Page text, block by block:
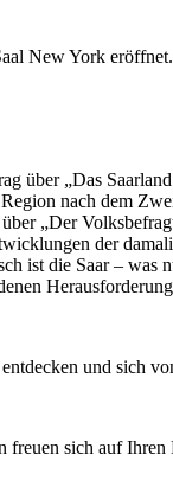
New York
über „Das
nach dem
„Der
der
ist die Saar –
und sich
freuen sich auf Ihren